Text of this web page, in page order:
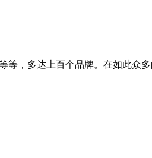
等，多达上百个品牌。在如此众